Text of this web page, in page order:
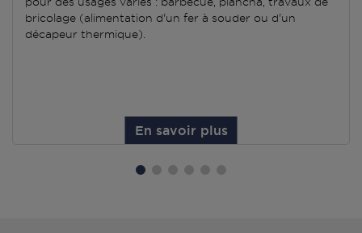
bricolage (alimentation d'un fer à souder ou d'un
décapeur thermique).
En savoir plus